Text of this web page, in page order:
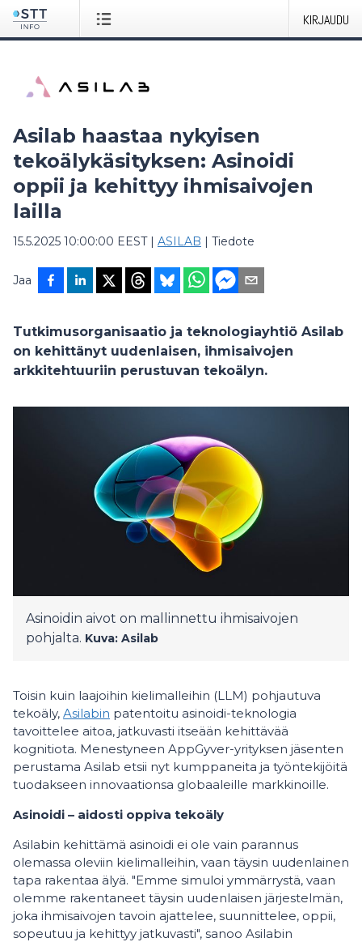
KIRJAUDU
Asilab haastaa nykyisen
tekoälykäsityksen: Asinoidi
oppii ja kehittyy ihmisaivojen
lailla
15.5.2025 10:00:00 EEST| ASILAB | Tiedote
Jaa
Tutkimusorganisaatio ja teknologiayhtiö Asilab
on kehittänyt uudenlaisen, ihmisaivojen
arkkitehtuuriin perustuvan tekoälyn.
Asinoidin aivot on mallinnettu ihmisaivojen
pohjalta. Kuva: Asilab
Toisin kuin laajoihin kielimalleihin (LLM) pohjautuva
tekoäly, Asilabin patentoitu asinoidi-teknologia
tavoittelee aitoa, jatkuvasti itseään kehittävää
kognitiota. Menestyneen AppGyver-yrityksen jäsenten
perustama Asilab etsii nyt kumppaneita ja työntekijöitä
tuodakseen innovaationsa globaaleille markkinoille.
Asinoidi – aidosti oppiva tekoäly
Asilabin kehittämä asinoidi ei ole vain parannus
olemassa oleviin kielimalleihin, vaan täysin uudenlainen
tapa rakentaa älyä. "Emme simuloi ymmärrystä, vaan
olemme rakentaneet täysin uudenlaisen järjestelmän,
joka ihmisaivojen tavoin ajattelee, suunnittelee, oppii,
sopeutuu ja kehittyy jatkuvasti", sanoo Asilabin